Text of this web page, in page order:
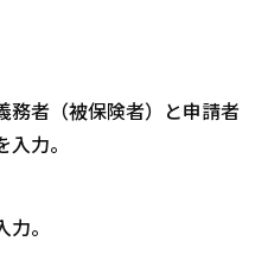
務者（被保険者）と申請者
力。
。